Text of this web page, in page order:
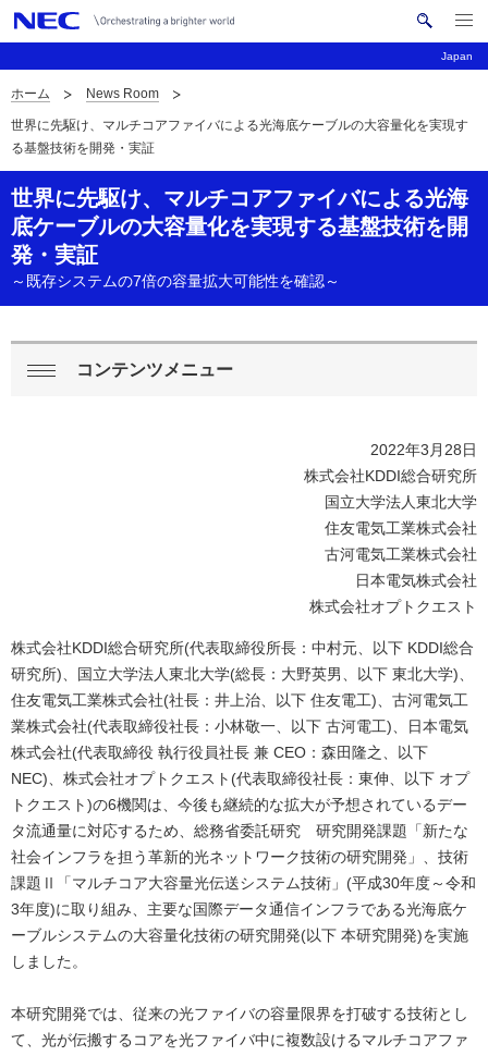
Japan
イ
検
メ
ニ
ュ
く
ナ
ビ
ゲ
ー
シ
ョ
ン
サ
イ
ト
内
の
現
在
位
ホーム News Room
世界に先駆け、マルチコアファイバによる光海底ケーブルの大容量化を実現す
る基盤技術を開発・実証
世界に先駆け、マルチコアファイバによる光海
底ケーブルの大容量化を実現する基盤技術を開
発・実証
～既存システムの7倍の容量拡大可能性を確認～
ロ
ー
シ
ョ
ン
コンテンツメニュー
2022年3月28日
株式会社KDDI総合研究所
国立大学法人東北大学
住友電気工業株式会社
古河電気工業株式会社
日本電気株式会社
株式会社オプトクエスト
株式会社KDDI総合研究所(代表取締役所長：中村元、以下 KDDI総合
研究所)、国立大学法人東北大学(総長：大野英男、以下 東北大学)、
住友電気工業株式会社(社長：井上治、以下 住友電工)、古河電気工
業株式会社(代表取締役社長：小林敬一、以下 古河電工)、日本電気
株式会社(代表取締役 執行役員社長 兼 CEO：森田隆之、以下
NEC)、株式会社オプトクエスト(代表取締役社長：東伸、以下 オプ
トクエスト)の6機関は、今後も継続的な拡大が予想されているデー
タ流通量に対応するため、総務省委託研究 研究開発課題「新たな
社会インフラを担う革新的光ネットワーク技術の研究開発」、技術
課題Ⅱ「マルチコア大容量光伝送システム技術」(平成30年度～令和
3年度)に取り組み、主要な国際データ通信インフラである光海底ケ
ーブルシステムの大容量化技術の研究開発(以下 本研究開発)を実施
しました。
本研究開発では、従来の光ファイバの容量限界を打破する技術とし
て、光が伝搬するコアを光ファイバ中に複数設けるマルチコアファ